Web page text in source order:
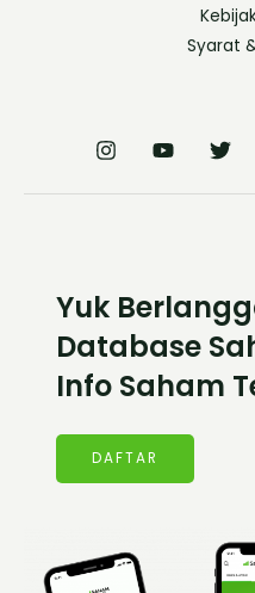
Syarat
Yuk
Database
Info Saham
DAFTAR